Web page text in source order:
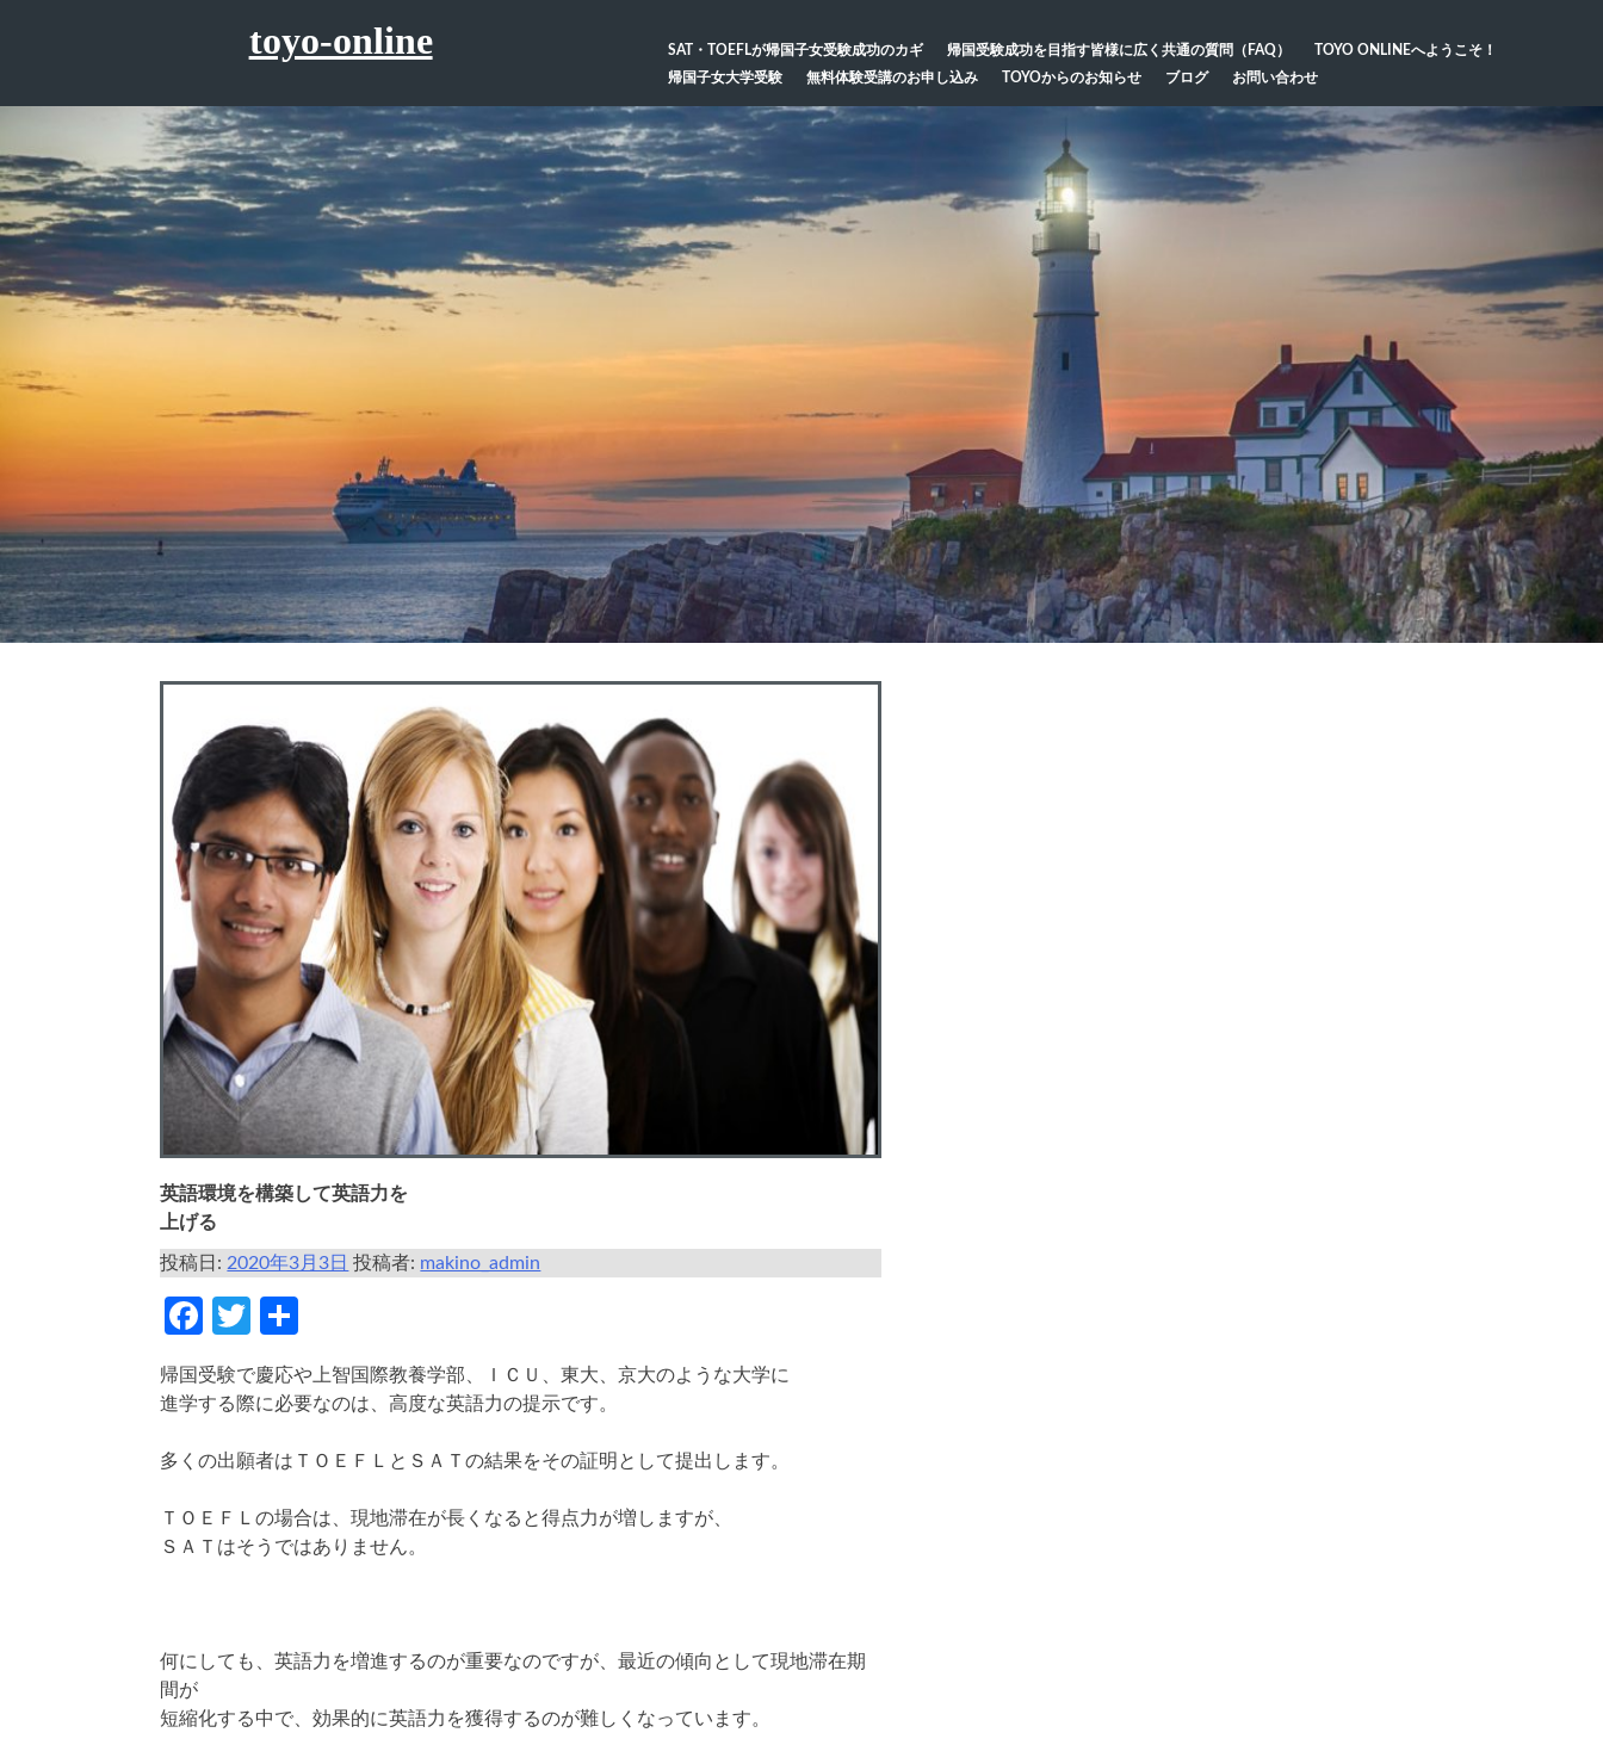
へ
ス
キ
ッ
プ
toyo-online SAT・TOEFLが帰国子女受験成功のカギ 帰国受験成功を目指す皆様に広く共通の質問（FAQ）
TOYO ONLINEへようこそ！
帰国子女大学受験
無料体験受講のお申し込み TOYOからのお知らせ ブログ お問い合わせ
英語環境を構築して英語力を
上げる
投稿日:2020年3月3日 投稿者: makino_admin
Facebook
Twitter
有
帰国受験で慶応や上智国際教養学部、ＩＣＵ、東大、京大のような大学に
進学する際に必要なのは、高度な英語力の提示です。
多くの出願者はＴＯＥＦＬとＳＡＴの結果をその証明として提出します。
ＴＯＥＦＬの場合は、現地滞在が長くなると得点力が増しますが、
ＳＡＴはそうではありません。
何にしても、英語力を増進するのが重要なのですが、最近の傾向として現地滞在期
間が
短縮化する中で、効果的に英語力を獲得するのが難しくなっています。